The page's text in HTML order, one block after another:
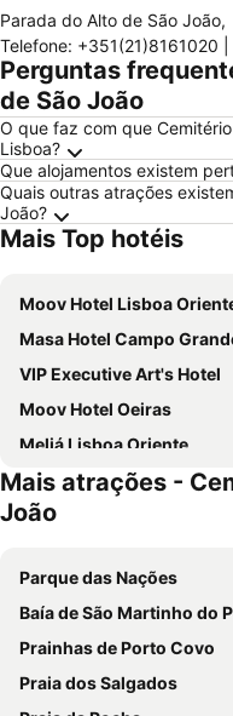
Parada do Alto de São João,
Telefone: +351(21)8161020
Perguntas
de São João
O que faz com que
Lisboa?
Que alojamentos existem
Quais outras atrações
João?
Mais Top hotéis
Moov Hotel Lisboa
Masa Hotel Campo
VIP Executive Art's Hotel
Moov Hotel Oeiras
Meliá Lisboa Oriente
TRYP by Wyndham Lisboa Caparica
Turim Ibéria Hotel
Evidencia Belverde Atitude Hotel
ibis Lisboa Parque das
Eurostars Universal Lisboa
MS Aparthotel
Mais atrações -
João
Parque das Nações
Baía de São Martinho do
Prainhas de Porto Covo
Praia dos Salgados